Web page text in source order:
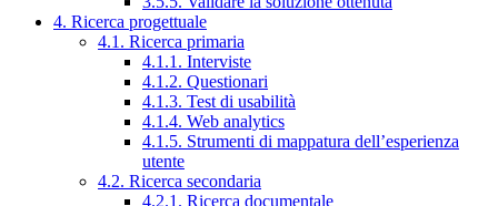
4. Ricerca progettuale
4.1. Ricerca primaria
4.1.1. Interviste
4.1.2. Questionari
4.1.3. Test di usabilità
4.1.4. Web analytics
4.1.5. Strumenti di mappatura dell’esperienza
utente
4.2. Ricerca secondaria
4.2.1. Ricerca documentale